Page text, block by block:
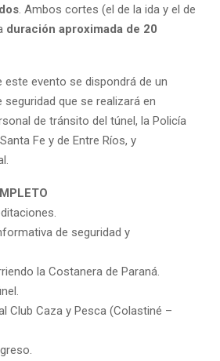
. Ambos cortes (el de la ida y el de
duración aproximada de 20
este evento se dispondrá de un
que se realizará en
de tránsito del túnel, la Policía
Fe y de Entre Ríos, y
de seguridad y
la Costanera de Paraná.
Club Caza y Pesca (Colastiné –